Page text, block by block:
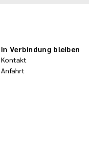
In Verbindung bleiben
Kontakt
Anfahrt